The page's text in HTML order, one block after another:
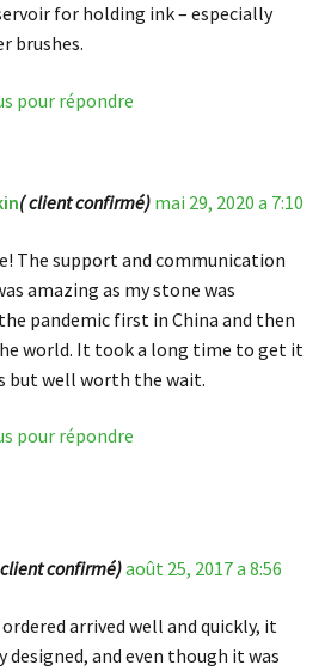
for holding ink – especially
brushes.
pour répondre
( client confirmé) mai 29, 2020 a 7:10
The support and communication
amazing as my stone was
pandemic first in China and then
world. It took a long time to get it
but well worth the wait.
pour répondre
confirmé)août 25, 2017 a 8:56
arrived well and quickly, it
designed, and even though it was